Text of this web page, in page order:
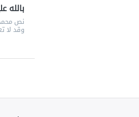
بالله
نص
وقد لا